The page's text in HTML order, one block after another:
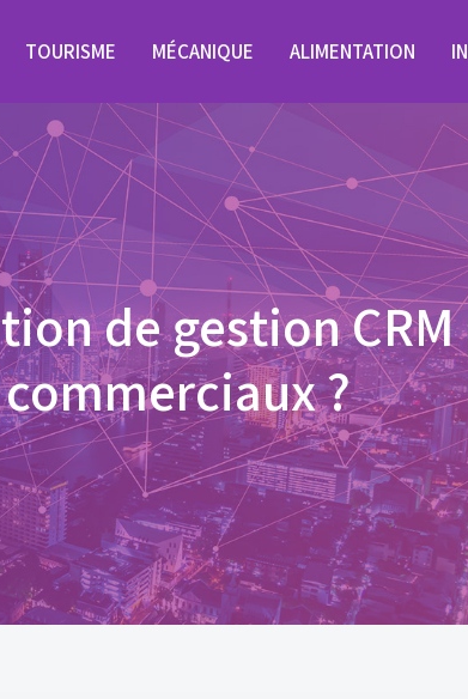
TOURISME MÉCANIQUE ALIMENTATION
de gestion
?